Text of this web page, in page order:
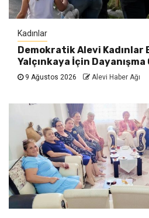
Kadınlar
Demokratik Alevi Kadınlar
Yalçınkaya İçin Dayanışma
9 Ağustos 2026 Alevi Haber Ağı